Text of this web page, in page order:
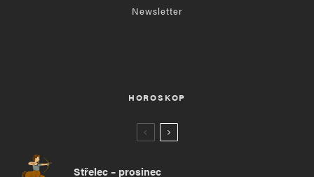
Newsletter
HOROSKOP
Střelec – prosinec